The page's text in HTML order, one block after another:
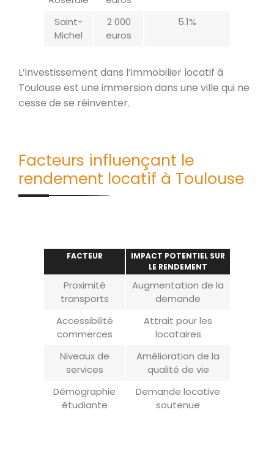
Saint-
Michel
2 000
euros
5.1%
L’investissement dans l’immobilier locatif à
Toulouse est une immersion dans une ville qui ne
cesse de se réinventer.
Facteurs influençant le
rendement locatif à Toulouse
FACTEUR
IMPACT POTENTIEL SUR
LE RENDEMENT
Proximité
transports
Augmentation de la
demande
Accessibilité
commerces
Attrait pour les
locataires
Niveaux de
services
Amélioration de la
qualité de vie
Démographie
étudiante
Demande locative
soutenue